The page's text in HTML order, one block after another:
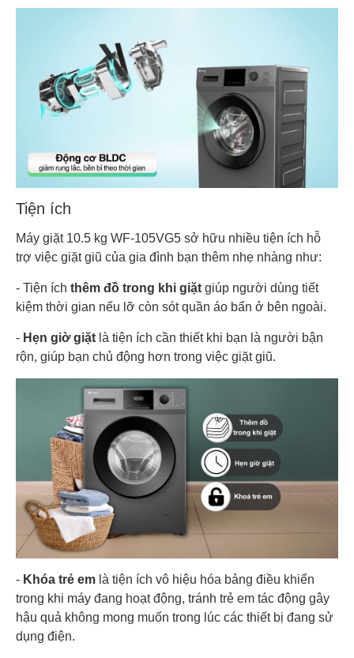
Tiện ích
Máy giặt 10.5 kg WF-105VG5 sở hữu nhiều tiện ích hỗ
trợ việc giặt giũ của gia đình bạn thêm nhẹ nhàng như:
- Tiện ích thêm đồ trong khi giặt giúp người dùng tiết
kiệm thời gian nếu lỡ còn sót quần áo bẩn ở bên ngoài.
- Hẹn giờ giặt là tiện ích cần thiết khi bạn là người bận
rộn, giúp bạn chủ động hơn trong việc giặt giũ.
- Khóa trẻ em là tiện ích vô hiệu hóa bảng điều khiển
trong khi máy đang hoạt động, tránh trẻ em tác động gây
hậu quả không mong muốn trong lúc các thiết bị đang sử
dụng điện.